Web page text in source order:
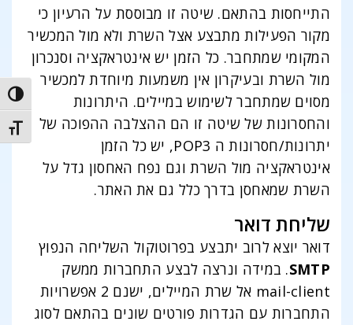
התייחסות בהתאם. שיטה זו מבוססת על הרעיון כי
מקור הפעילות מתבצע אצל השרת ולא מול המכשיר
המקומי שמתחבר. כל הזמן יש אינטראקציה וסנכרון
מול השרת ובעיקרון אין משמעות מיוחדת למכשיר
מסוים שמתחבר לשימוש במיילים. היתרונות
והחסרונות של שיטה זו הם ההצלבה ההפוכה של
יתרונות/חסרונות ה POP3, יש כל הזמן
אינטראקציה מול השרת וגם נפח האחסון גדל על
השרת שמאחסן בדרך כלל גם את האתר.
שליחת דואר
דואר יוצא לרוב יתבצע בפרוטוקול השליחה הנפוץ
SMTP. במידה ונרצה לבצע התחברות ממשק
mail-client אל שרת המיילים, ישנם 2 אפשרויות
התחברות עם הגדרות פורטים שונים בהתאם לסוג